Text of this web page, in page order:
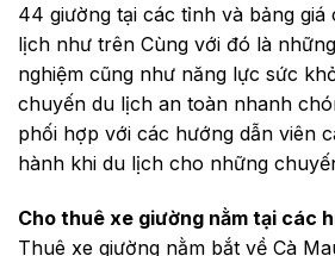
44 giường tại các tỉnh và bảng giá
lịch như trên Cùng với đó là
nghiệm cũng như năng lực sức
chuyến du lịch an toàn nhanh
phối hợp với các hướng dẫn viên
hành khi du lịch cho những
Cho thuê xe giường nằm tại các
Thuê xe giường nằm bắt về Cà